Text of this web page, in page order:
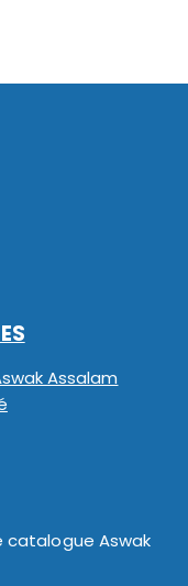
Assalam
catalogue Aswak